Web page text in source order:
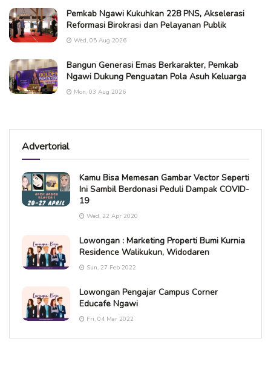
Pemkab Ngawi Kukuhkan 228 PNS, Akselerasi
Reformasi Birokrasi dan Pelayanan Publik
Wed, 05 Aug 2026
Bangun Generasi Emas Berkarakter, Pemkab
Ngawi Dukung Penguatan Pola Asuh Keluarga
Mon, 03 Aug 2026
Advertorial
Kamu Bisa Memesan Gambar Vector Seperti
Ini Sambil Berdonasi Peduli Dampak COVID-
19
Wed, 22 Apr 2020
Lowongan : Marketing Properti Bumi Kurnia
Residence Walikukun, Widodaren
Sun, 27 Feb 2022
Lowongan Pengajar Campus Corner
Educafe Ngawi
Fri, 04 Mar 2022